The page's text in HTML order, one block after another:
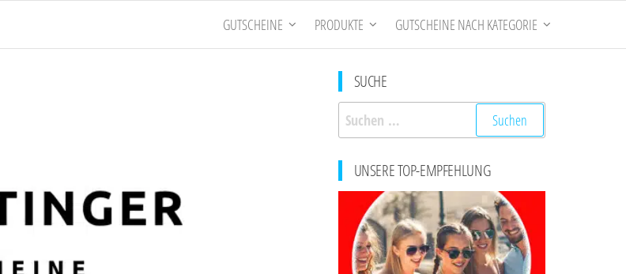
GUTSCHEINE PRODUKTE GUTSCHEINE NACH KATEGORIE
SUCHE
Suchen
nach:
UNSERE TOP-EMPFEHLUNG